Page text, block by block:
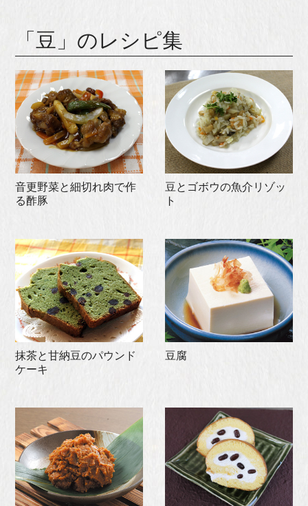
「豆」のレシピ集
音更野菜と細切れ肉で作
る酢豚
豆とゴボウの魚介リゾッ
ト
抹茶と甘納豆のパウンド
ケーキ
豆腐